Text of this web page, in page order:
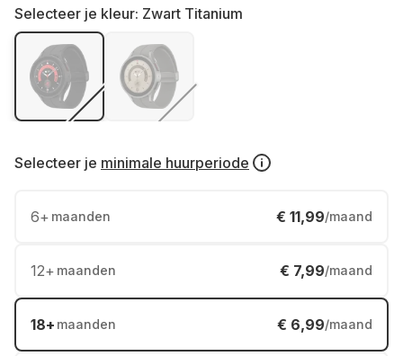
Selecteer je kleur: Zwart Titanium
Selecteer je minimale huurperiode
6+ maanden € 11,99/maand
12+ maanden € 7,99/maand
18+ maanden € 6,99/maand